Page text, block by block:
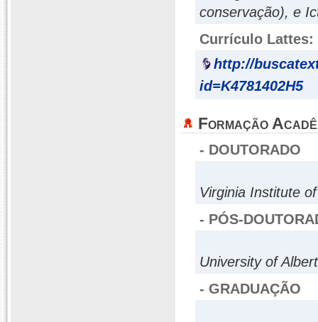
conservação), e
Currículo Lattes:
http://
id=K4781402H5
Formação
- DOUTORADO
Virginia Institute
- PÓS-
University of
- GRADUAÇÃO